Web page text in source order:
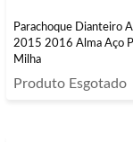
Parachoque Dianteiro
2015 2016 Alma Aço
Milha
Produto Esgotado